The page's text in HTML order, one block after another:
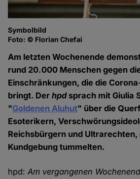
Symbolbild
Foto: © Florian Chefai
Am letzten Wochenende
rund 20.000 Menschen gegen
Einschränkungen, die die
bringt. Derhpdsprach mit Giulia
"Goldenen Aluhut" über die
Esoterikern,
Reichsbürgern und
Kundgebung tummelten.
hpd:Am vergangenen